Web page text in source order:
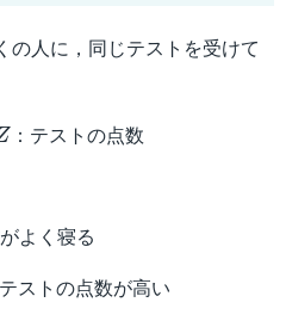
の人に，同じテストを受けて
：テストの点数
よく寝る
ストの点数が高い